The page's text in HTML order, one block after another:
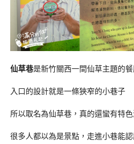
仙草巷是新竹關西一間仙草主題的
入口的設計就是一條狹窄的小巷子
所以取名為仙草巷，真的還蠻有特色
很多人都以為是景點，走進小巷能